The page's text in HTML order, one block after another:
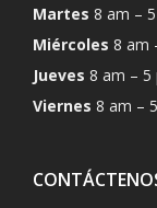
Martes 8 am –
Miércoles 8 am
Jueves 8 am – 5
Viernes 8 am –